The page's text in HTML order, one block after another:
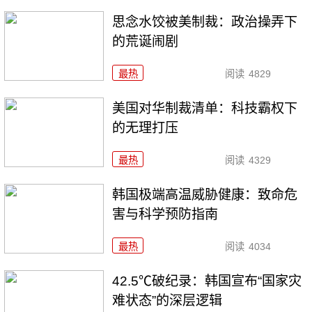
思念水饺被美制裁：政治操弄下
的荒诞闹剧
最热 阅读 4829
美国对华制裁清单：科技霸权下
的无理打压
最热 阅读 4329
韩国极端高温威胁健康：致命危
害与科学预防指南
最热 阅读 4034
42.5℃破纪录：韩国宣布“国家灾
难状态”的深层逻辑